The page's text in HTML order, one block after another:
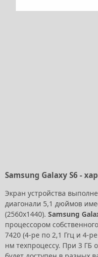
Samsung Galaxy S6 -
Экран устройства
диагонали 5,1 дюймов
(2560х1440). Samsung
процессором
7420 (4-ре по 2,1 Ггц и 4-
нм техпроцессу. При 3 ГБ